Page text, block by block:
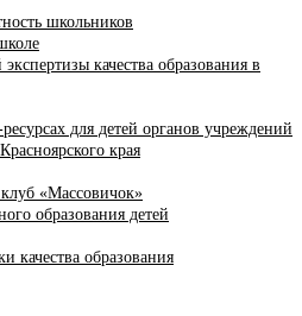
школьников
качества образования в
для детей органов учреждений
края
«Массовичок»
образования детей
качества образования